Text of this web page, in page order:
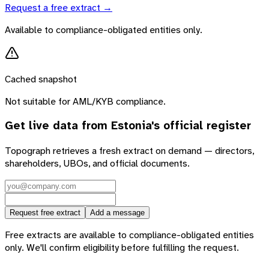
Request a free extract →
Available to compliance-obligated entities only.
Cached snapshot
Not suitable for AML/KYB compliance.
Get live data from Estonia's official register
Topograph retrieves a fresh extract on demand — directors,
shareholders, UBOs, and official documents.
Request free extract Add a message
Free extracts are available to compliance-obligated entities
only. We'll confirm eligibility before fulfilling the request.